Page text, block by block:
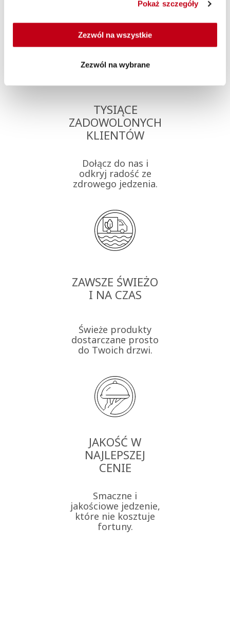
Pokaż szczegóły
Zezwól na wszystkie
Zezwól na wybrane
Dlaczego Maczfit?
TYSIĄCE
ZADOWOLONYCH
KLIENTÓW
Dołącz do nas i
odkryj radość ze
zdrowego jedzenia.
ZAWSZE ŚWIEŻO
I NA CZAS
Świeże produkty
dostarczane prosto
do Twoich drzwi.
JAKOŚĆ W
NAJLEPSZEJ
CENIE
Smaczne i
jakościowe jedzenie,
które nie kosztuje
fortuny.